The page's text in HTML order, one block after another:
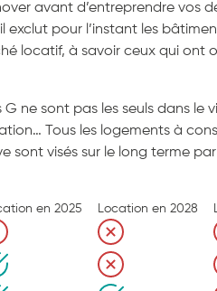
avant d’entreprendre vos
exclut pour l’instant les
locatif, à savoir ceux qui ont
ne sont pas les seuls dans le
Tous les logements à
sont visés sur le long terme
en 2025 Location en 2028